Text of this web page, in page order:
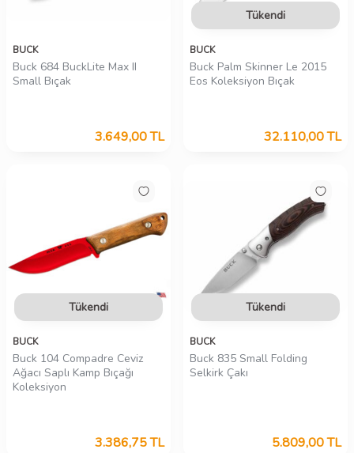
BUCK
Buck 684 BuckLite Max II
Small Bıçak
3.649,00TL
Tükendi
BUCK
Buck Palm Skinner Le 2015
Eos Koleksiyon Bıçak
32.110,00TL
Tükendi
BUCK
Buck 104 Compadre Ceviz
Ağacı Saplı Kamp Bıçağı
Koleksiyon
3.386,75TL
Tükendi
BUCK
Buck 835 Small Folding
Selkirk Çakı
5.809,00TL